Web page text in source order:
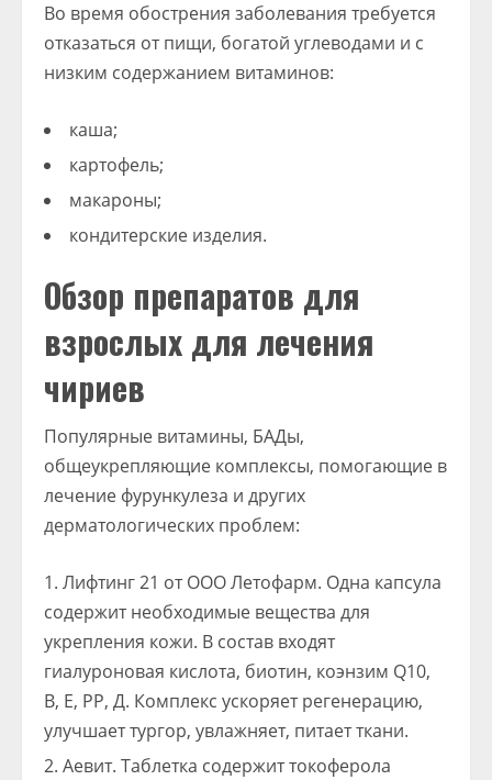
Во время обострения заболевания требуется
отказаться от пищи, богатой углеводами и с
низким содержанием витаминов:
каша;
картофель;
макароны;
кондитерские изделия.
Обзор препаратов для
взрослых для лечения
чириев
Популярные витамины, БАДы,
общеукрепляющие комплексы, помогающие в
лечение фурункулеза и других
дерматологических проблем:
Лифтинг 21 от ООО Летофарм. Одна капсула
содержит необходимые вещества для
укрепления кожи. В состав входят
гиалуроновая кислота, биотин, коэнзим Q10,
В, Е, РР, Д. Комплекс ускоряет регенерацию,
улучшает тургор, увлажняет, питает ткани.
Аевит. Таблетка содержит токоферола